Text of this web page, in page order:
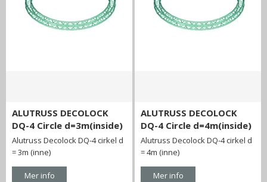
ALUTRUSS DECOLOCK
DQ-4 Circle d=3m(inside)
Alutruss Decolock DQ-4 cirkel d
= 3m (inne)
Mer info
ALUTRUSS DECOLOCK
DQ-4 Circle d=4m(inside)
Alutruss Decolock DQ-4 cirkel d
= 4m (inne)
Mer info